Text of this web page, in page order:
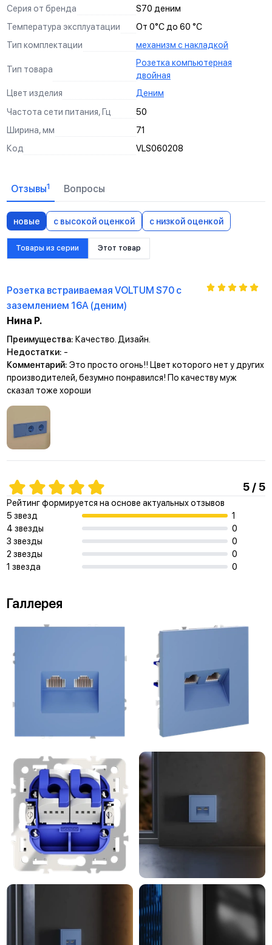
СИЛА В КАЖДОМ ЗВЕНЕ
дополнением интерьера.
для самых сложных и продвинутых проектов.
многоступенчатое тестирование, чтобы мы могли
быть уверенны, что вы и ваш дом - в безопасности.
ежедневно проверяется на производстве. Так мы
можем гарантировать качество каждого изделия.
Мы тщательно продумываем монтаж и
использование наших изделий, чтобы с ними было
максимально приятно и удобно работать.
Серия от бренда
S70 деним
Температура эксплуатации
От 0°С до 60 °С
Тип комплектации
механизм с накладкой
Тип товара
Розетка компьютерная
двойная
Цвет изделия
Деним
Частота сети питания, Гц
50
Ширина, мм
71
Код
VLS060208
Отзывы1 Вопросы
новые с высокой оценкой с низкой оценкой
Товары из серии Этот товар
Розетка встраиваемая VOLTUM S70 с
заземлением 16А (деним)
Нина Р.
Преимущества: Качество. Дизайн.
Недостатки: -
Комментарий: Это просто огонь!! Цвет которого нет у других
производителей, безумно понравился! По качеству муж
сказал тоже хороши
5 / 5
Рейтинг формируется на основе актуальных отзывов
5 звезд
1
4 звезды
0
3 звезды
0
2 звезды
0
1 звезда
0
Галлерея